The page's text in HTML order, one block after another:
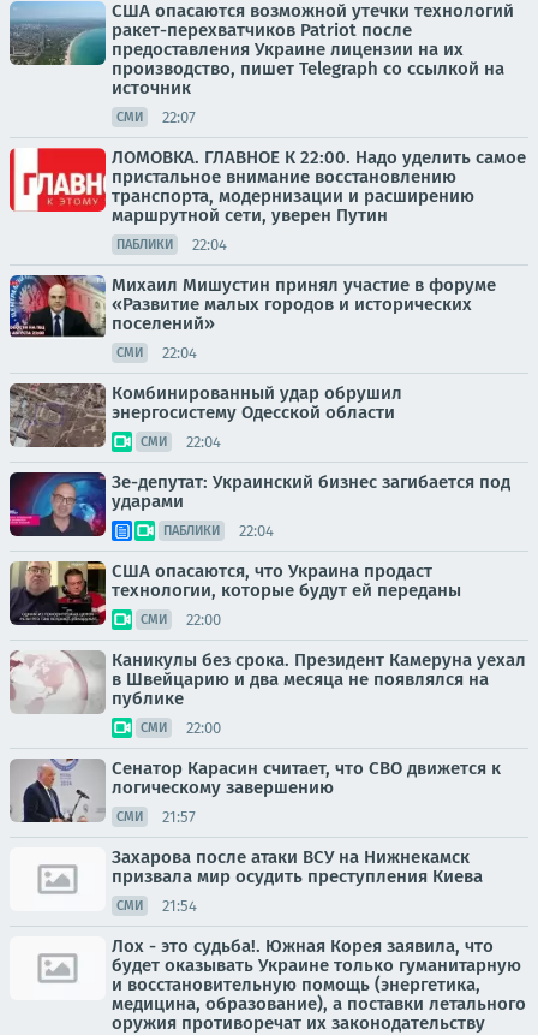
США опасаются возможной утечки технологий
ракет-перехватчиков Patriot после
предоставления Украине лицензии на их
производство, пишет Telegraph со ссылкой на
источник
СМИ 22:07
ЛОМОВКА. ГЛАВНОЕ К 22:00. Надо уделить самое
пристальное внимание восстановлению
транспорта, модернизации и расширению
маршрутной сети, уверен Путин
ПАБЛИКИ 22:04
Михаил Мишустин принял участие в форуме
«Развитие малых городов и исторических
поселений»
СМИ 22:04
Комбинированный удар обрушил
энергосистему Одесской области
СМИ 22:04
Зе-депутат: Украинский бизнес загибается под
ударами
ПАБЛИКИ 22:04
США опасаются, что Украина продаст
технологии, которые будут ей переданы
СМИ 22:00
Каникулы без срока. Президент Камеруна уехал
в Швейцарию и два месяца не появлялся на
публике
СМИ 22:00
Сенатор Карасин считает, что СВО движется к
логическому завершению
СМИ 21:57
Захарова после атаки ВСУ на Нижнекамск
призвала мир осудить преступления Киева
СМИ 21:54
Лох - это судьба!. Южная Корея заявила, что
будет оказывать Украине только гуманитарную
и восстановительную помощь (энергетика,
медицина, образование), а поставки летального
оружия противоречат их законодательству